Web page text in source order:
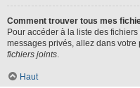
Comment trouver tous mes
Pour accéder à la liste des
messages privés, allez dans votre
fichiers joints.
Haut